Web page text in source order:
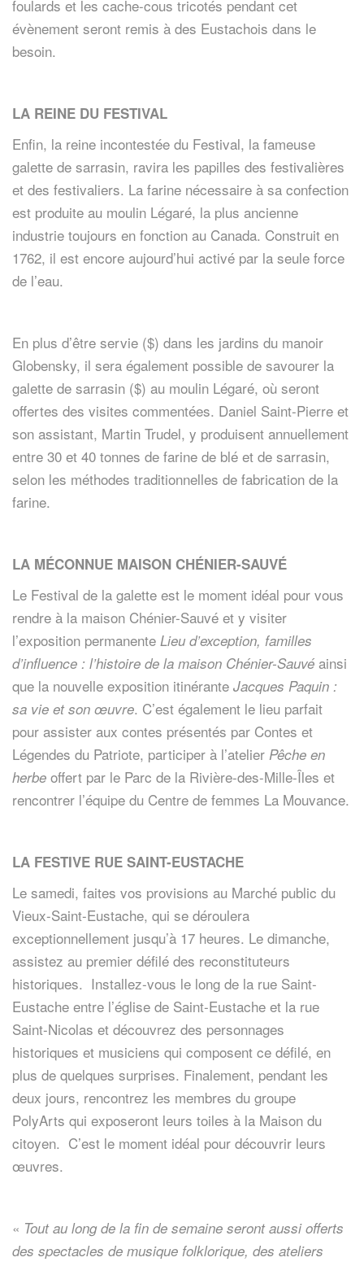
foulards et les cache-cous tricotés pendant cet
évènement seront remis à des Eustachois dans le
besoin.
LA REINE DU FESTIVAL
Enfin, la reine incontestée du Festival, la fameuse
galette de sarrasin, ravira les papilles des festivalières
et des festivaliers. La farine nécessaire à sa confection
est produite au moulin Légaré, la plus ancienne
industrie toujours en fonction au Canada. Construit en
1762, il est encore aujourd’hui activé par la seule force
de l’eau.
En plus d’être servie ($) dans les jardins du manoir
Globensky, il sera également possible de savourer la
galette de sarrasin ($) au moulin Légaré, où seront
offertes des visites commentées. Daniel Saint-Pierre et
son assistant, Martin Trudel, y produisent annuellement
entre 30 et 40 tonnes de farine de blé et de sarrasin,
selon les méthodes traditionnelles de fabrication de la
farine.
LA MÉCONNUE MAISON CHÉNIER-SAUVÉ
Le Festival de la galette est le moment idéal pour vous
rendre à la maison Chénier-Sauvé et y visiter
l’exposition permanente Lieu d’exception, familles
d’influence : l’histoire de la maison Chénier-Sauvé ainsi
que la nouvelle exposition itinérante Jacques Paquin :
sa vie et son œuvre. C’est également le lieu parfait
pour assister aux contes présentés par Contes et
Légendes du Patriote, participer à l’atelier Pêche en
herbe offert par le Parc de la Rivière-des-Mille-Îles et
rencontrer l’équipe du Centre de femmes La Mouvance.
LA FESTIVE RUE SAINT-EUSTACHE
Le samedi, faites vos provisions au Marché public du
Vieux-Saint-Eustache, qui se déroulera
exceptionnellement jusqu’à 17 heures. Le dimanche,
assistez au premier défilé des reconstituteurs
historiques. Installez-vous le long de la rue Saint-
Eustache entre l’église de Saint-Eustache et la rue
Saint-Nicolas et découvrez des personnages
historiques et musiciens qui composent ce défilé, en
plus de quelques surprises. Finalement, pendant les
deux jours, rencontrez les membres du groupe
PolyArts qui exposeront leurs toiles à la Maison du
citoyen. C’est le moment idéal pour découvrir leurs
œuvres.
« Tout au long de la fin de semaine seront aussi offerts
des spectacles de musique folklorique, des ateliers